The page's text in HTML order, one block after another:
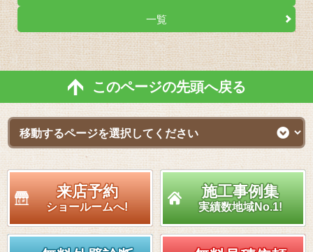
一覧
このページの先頭へ戻る
来店予約
ショールームへ!
施工事例集
実績数地域No.1!